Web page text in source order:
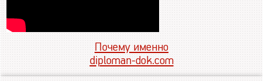
Почему именно
diploman-dok.com